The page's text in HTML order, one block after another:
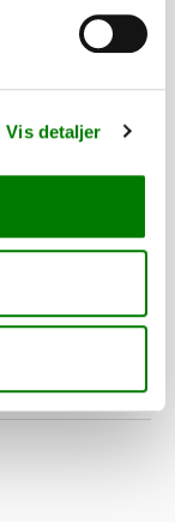
Vis detaljer